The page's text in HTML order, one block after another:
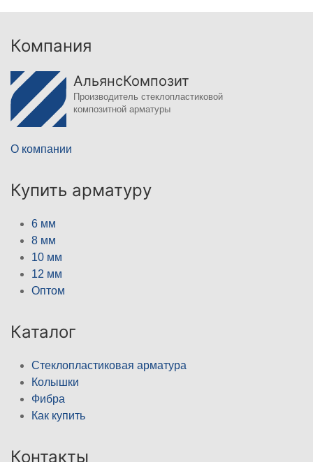
Компания
АльянсКомпозит
Производитель стеклопластиковой
композитной арматуры
О компании
Купить арматуру
6 мм
8 мм
10 мм
12 мм
Оптом
Каталог
Стеклопластиковая арматура
Колышки
Фибра
Как купить
Контакты